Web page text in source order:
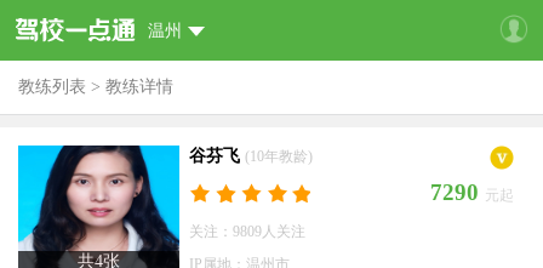
温州
教练列表 > 教练详情
共4张
谷芬飞 (10年教龄)
7290 元起
关注：9809人关注
IP属地：温州市